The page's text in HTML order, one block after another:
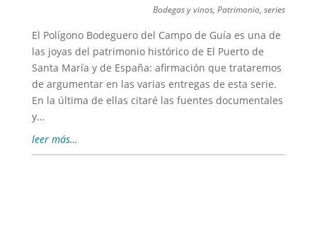
Bodegas y vinos,Patrimonio,series
El Polígono Bodeguero del Campo de Guía es una de
las joyas del patrimonio histórico de El Puerto de
Santa María y de España: afirmación que trataremos
de argumentar en las varias entregas de esta serie.
En la última de ellas citaré las fuentes documentales
y…
leer más…